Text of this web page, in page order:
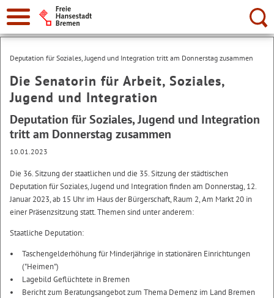
Suche:
Deputation für Soziales, Jugend und Integration tritt am Donnerstag zusammen
Die Senatorin für Arbeit, Soziales,
Jugend und Integration
Deputation für Soziales, Jugend und Integration
tritt am Donnerstag zusammen
10.01.2023
Die 36. Sitzung der staatlichen und die 35. Sitzung der städtischen
Deputation für Soziales, Jugend und Integration finden am Donnerstag, 12.
Januar 2023, ab 15 Uhr im Haus der Bürgerschaft, Raum 2, Am Markt 20 in
einer Präsenzsitzung statt. Themen sind unter anderem:
Staatliche Deputation:
Taschengelderhöhung für Minderjährige in stationären Einrichtungen
("Heimen")
Lagebild Geflüchtete in Bremen
Bericht zum Beratungsangebot zum Thema Demenz im Land Bremen